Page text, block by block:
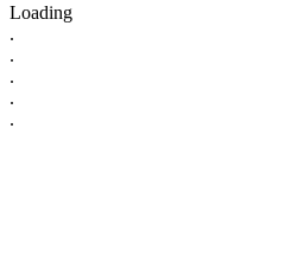
Loading
.
.
.
.
.